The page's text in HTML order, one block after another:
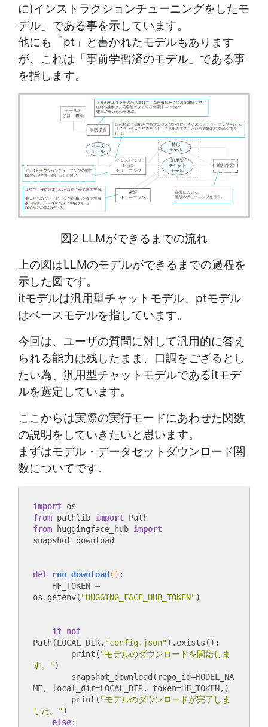
に)インストラクションチューニングをしたモ
デル」である事を示しています。
他にも「pt」と書かれたモデルもあります
が、これは「事前学習済のモデル」である事
を指します。
図2 LLMができるまでの流れ
上の図はLLMのモデルができるまでの過程を
示した図です。
itモデルは汎用型チャットモデル、ptモデル
はベースモデルを指しています。
今回は、ユーザの質問に対して汎用的に答え
られる能力は残したまま、口調をござるとし
たい為、汎用型チャットモデルであるitモデ
ルを選定しています。
ここからは実際の実行モードにあわせた関数
の説明をしていきたいと思います。
まずはモデル・データセットダウンロード関
数についてです。
import
from pathlib import
from huggingface_hub import
def run_download () :
HF_TOKEN =
os.getenv( "HUGGING_FACE_HUB_TOKEN"
if not
Path(LOCAL_DIR, "config.json").exists():
print( "モデルのダウンロードを開始しま
す。")
snapshot_download(repo_id=MODEL_NA
ME, local_dir=LOCAL_DIR, token=HF_TOKEN,)
print( "モデルのダウンロードが完了しま
した。")
else: